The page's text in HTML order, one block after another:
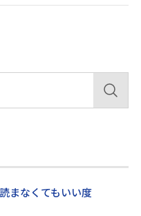
まなくてもいい度